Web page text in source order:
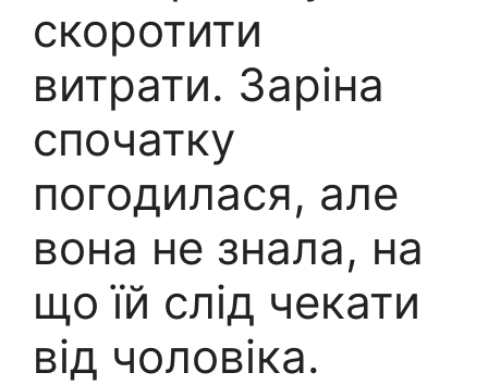
скоротити
витрати. Заріна
спочатку
погодилася, але
вона не знала, на
що їй слід чекати
від чоловіка.